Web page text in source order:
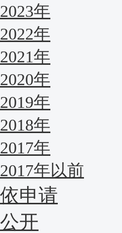
2023年
2022年
2021年
2020年
2019年
2018年
2017年
2017年以前
依申请
公开